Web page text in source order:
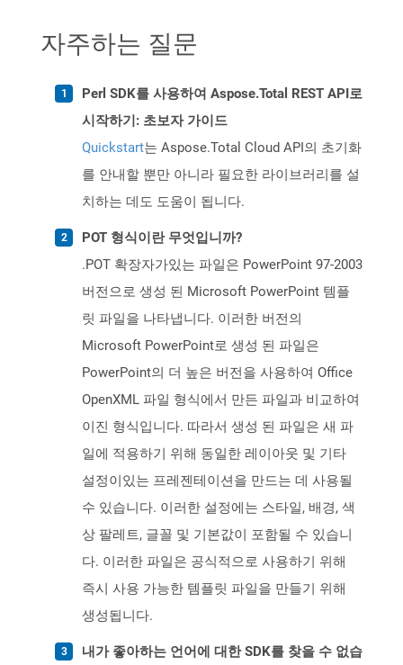
자주하는 질문
Perl SDK를 사용하여 Aspose.Total REST API로
시작하기: 초보자 가이드
Quickstart는 Aspose.Total Cloud API의 초기화
를 안내할 뿐만 아니라 필요한 라이브러리를 설
치하는 데도 도움이 됩니다.
POT 형식이란 무엇입니까?
.POT 확장자가있는 파일은 PowerPoint 97-2003
버전으로 생성 된 Microsoft PowerPoint 템플
릿 파일을 나타냅니다. 이러한 버전의
Microsoft PowerPoint로 생성 된 파일은
PowerPoint의 더 높은 버전을 사용하여 Office
OpenXML 파일 형식에서 만든 파일과 비교하여
이진 형식입니다. 따라서 생성 된 파일은 새 파
일에 적용하기 위해 동일한 레이아웃 및 기타
설정이있는 프레젠테이션을 만드는 데 사용될
수 있습니다. 이러한 설정에는 스타일, 배경, 색
상 팔레트, 글꼴 및 기본값이 포함될 수 있습니
다. 이러한 파일은 공식적으로 사용하기 위해
즉시 사용 가능한 템플릿 파일을 만들기 위해
생성됩니다.
내가 좋아하는 언어에 대한 SDK를 찾을 수 없습